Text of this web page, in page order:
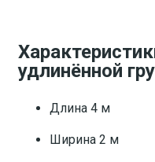
удлинённой
Длина 4 м
Ширина 2 м